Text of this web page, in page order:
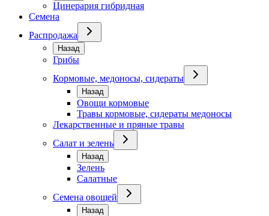
Цинерария гибридная
Семена
Распродажа
Назад
Грибы
Кормовые, медоносы, сидераты
Назад
Овощи кормовые
Травы кормовые, сидераты медоносы
Лекарственные и пряные травы
Салат и зелень
Назад
Зелень
Салатные
Семена овощей
Назад